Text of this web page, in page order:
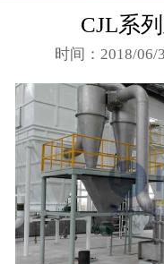
CJL系
时间：2018/06/